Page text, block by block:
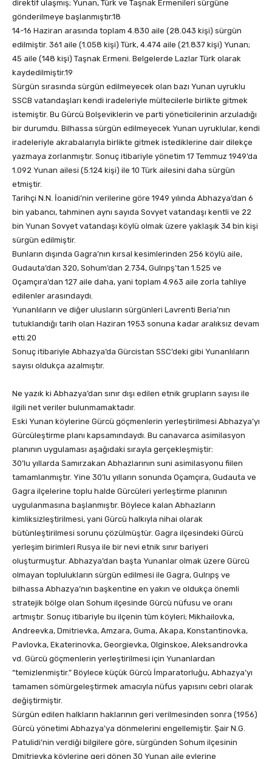
direktif ulaşmış; Yunan, Türk ve Taşnak Ermenileri sürgüne
gönderilmeye başlanmıştır.18
14-16 Haziran arasında toplam 4.830 aile (28.043 kişi) sürgün
edilmiştir. 361 aile (1.058 kişi) Türk, 4.474 aile (21.837 kişi) Yunan;
45 aile (148 kişi) Taşnak Ermeni. Belgelerde Lazlar Türk olarak
kaydedilmiştir.19
Sürgün sırasında sürgün edilmeyecek olan bazı Yunan uyruklu
SSCB vatandaşları kendi iradeleriyle mültecilerle birlikte gitmek
istemiştir. Bu Gürcü Bolşeviklerin ve parti yöneticilerinin arzuladığı
bir durumdu. Bilhassa sürgün edilmeyecek Yunan uyruklular, kendi
iradeleriyle akrabalarıyla birlikte gitmek istediklerine dair dilekçe
yazmaya zorlanmıştır. Sonuç itibariyle yönetim 17 Temmuz 1949’da
1.092 Yunan ailesi (5.124 kişi) ile 10 Türk ailesini daha sürgün
etmiştir.
Tarihçi N.N. İoanidi’nin verilerine göre 1949 yılında Abhazya’dan 6
bin yabancı, tahminen aynı sayıda Sovyet vatandaşı kentli ve 22
bin Yunan Sovyet vatandaşı köylü olmak üzere yaklaşık 34 bin kişi
sürgün edilmiştir.
Bunların dışında Gagra’nın kırsal kesimlerinden 256 köylü aile,
Gudauta’dan 320, Sohum’dan 2.734, Gulrıpş’tan 1.525 ve
Oçamçıra’dan 127 aile daha, yani toplam 4.963 aile zorla tahliye
edilenler arasındaydı.
Yunanlıların ve diğer ulusların sürgünleri Lavrenti Beria’nın
tutuklandığı tarih olan Haziran 1953 sonuna kadar aralıksız devam
etti.20
Sonuç itibariyle Abhazya’da Gürcistan SSC’deki gibi Yunanlıların
sayısı oldukça azalmıştır.
Ne yazık ki Abhazya’dan sınır dışı edilen etnik grupların sayısı ile
ilgili net veriler bulunmamaktadır.
Eski Yunan köylerine Gürcü göçmenlerin yerleştirilmesi Abhazya’yı
Gürcüleştirme planı kapsamındaydı. Bu canavarca asimilasyon
planının uygulaması aşağıdaki sırayla gerçekleşmiştir:
30’lu yıllarda Samırzakan Abhazlarının suni asimilasyonu fiilen
tamamlanmıştır. Yine 30’lu yılların sonunda Oçamçıra, Gudauta ve
Gagra ilçelerine toplu halde Gürcüleri yerleştirme planının
uygulanmasına başlanmıştır. Böylece kalan Abhazların
kimliksizleştirilmesi, yani Gürcü halkıyla nihai olarak
bütünleştirilmesi sorunu çözülmüştür. Gagra ilçesindeki Gürcü
yerleşim birimleri Rusya ile bir nevi etnik sınır bariyeri
oluşturmuştur. Abhazya’dan başta Yunanlar olmak üzere Gürcü
olmayan toplulukların sürgün edilmesi ile Gagra, Gulrıpş ve
bilhassa Abhazya’nın başkentine en yakın ve oldukça önemli
stratejik bölge olan Sohum ilçesinde Gürcü nüfusu ve oranı
artmıştır. Sonuç itibariyle bu ilçenin tüm köyleri; Mikhailovka,
Andreevka, Dmitrievka, Amzara, Guma, Akapa, Konstantinovka,
Pavlovka, Ekaterinovka, Georgievka, Olginskoe, Aleksandrovka
vd. Gürcü göçmenlerin yerleştirilmesi için Yunanlardan
“temizlenmiştir.” Böylece küçük Gürcü İmparatorluğu, Abhazya’yı
tamamen sömürgeleştirmek amacıyla nüfus yapısını cebri olarak
değiştirmiştir.
Sürgün edilen halkların haklarının geri verilmesinden sonra (1956)
Gürcü yönetimi Abhazya’ya dönmelerini engellemiştir. Şair N.G.
Patulidi’nin verdiği bilgilere göre, sürgünden Sohum ilçesinin
Dmitrievka köylerine geri dönen 30 Yunan aile evlerine